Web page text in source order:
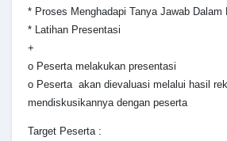
* Proses Menghadapi Tanya Jawab Dalam
* Latihan Presentasi
+
o Peserta melakukan presentasi
o Peserta akan dievaluasi melalui hasil
mendiskusikannya dengan peserta
Target Peserta :